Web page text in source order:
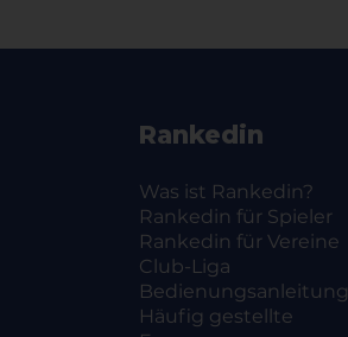
Rankedin
Was ist Rankedin?
Rankedin für Spieler
Rankedin für Vereine
Club-Liga
Bedienungsanleitung
Häufig gestellte